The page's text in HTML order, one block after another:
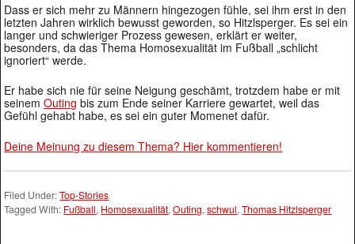
Dass er sich mehr zu Männern hingezogen fühle, sei ihm erst in den
letzten Jahren wirklich bewusst geworden, so Hitzlsperger. Es sei ein
langer und schwieriger Prozess gewesen, erklärt er weiter,
besonders, da das Thema Homosexualität im Fußball „schlicht
ignoriert“ werde.
Er habe sich nie für seine Neigung geschämt, trotzdem habe er mit
seinemOuting bis zum Ende seiner Karriere gewartet, weil das
Gefühl gehabt habe, es sei ein guter Momenet dafür.
Deine Meinung zu diesem Thema? Hier kommentieren!
Filed Under:Top-Stories
Tagged With: Fußball, Homosexualität,Outing,schwul,Thomas Hitzlsperger